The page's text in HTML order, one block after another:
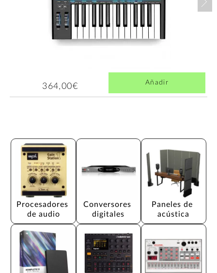
364,00€ Añadir
Procesadores
de audio
Conversores
digitales
Paneles de
acústica